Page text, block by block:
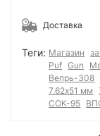
Доставка
Теги: Магазин
Puf Gun
Вепрь-308
7.62х51 мм
СОК-95